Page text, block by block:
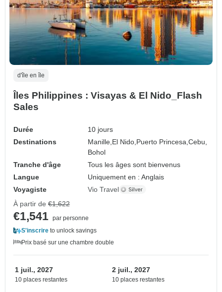
d'île en île
Îles Philippines : Visayas & El Nido_Flash
Sales
Durée
10 jours
Destinations
Manille, El Nido, Puerto Princesa,Cebu,
Bohol
Tranche d'âge
Tous les âges sont bienvenus
Langue
Uniquement en : Anglais
Voyagiste
Vio Travel
À partir de €1,622
€1,541 par personne
S'inscrire to unlock savings
Prix basé sur une chambre double
1 juil., 2027
10 places restantes
2 juil., 2027
10 places restantes